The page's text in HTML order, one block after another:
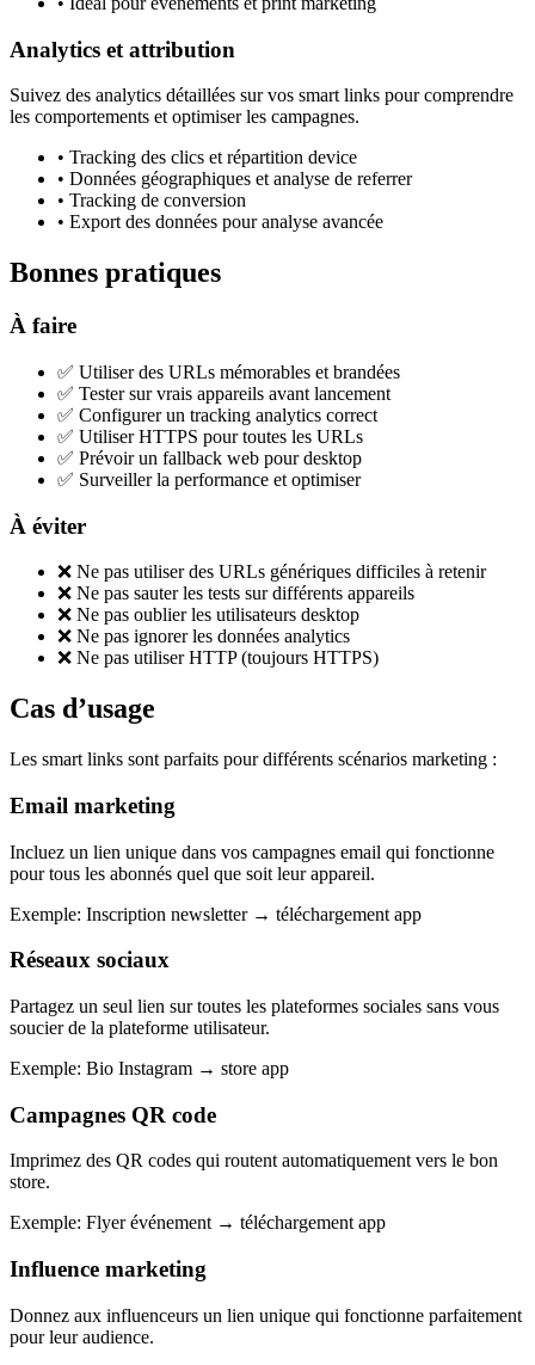
Analytics et attribution
Suivez des analytics détaillées sur vos smart links pour comprendre
les comportements et optimiser les campagnes.
• Tracking des clics et répartition device
• Données géographiques et analyse de referrer
• Tracking de conversion
• Export des données pour analyse avancée
Bonnes pratiques
À faire
✅ Utiliser des URLs mémorables et brandées
✅ Tester sur vrais appareils avant lancement
✅ Configurer un tracking analytics correct
✅ Utiliser HTTPS pour toutes les URLs
✅ Prévoir un fallback web pour desktop
✅ Surveiller la performance et optimiser
À éviter
❌ Ne pas utiliser des URLs génériques difficiles à retenir
❌ Ne pas sauter les tests sur différents appareils
❌ Ne pas oublier les utilisateurs desktop
❌ Ne pas ignorer les données analytics
❌ Ne pas utiliser HTTP (toujours HTTPS)
Cas d’usage
Les smart links sont parfaits pour différents scénarios marketing :
Email marketing
Incluez un lien unique dans vos campagnes email qui fonctionne
pour tous les abonnés quel que soit leur appareil.
Exemple: Inscription newsletter → téléchargement app
Réseaux sociaux
Partagez un seul lien sur toutes les plateformes sociales sans vous
soucier de la plateforme utilisateur.
Exemple: Bio Instagram → store app
Campagnes QR code
Imprimez des QR codes qui routent automatiquement vers le bon
store.
Exemple: Flyer événement → téléchargement app
Influence marketing
Donnez aux influenceurs un lien unique qui fonctionne parfaitement
pour leur audience.